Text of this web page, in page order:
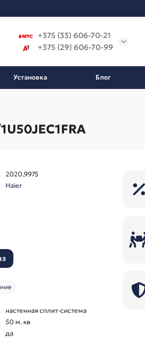
+375 (33) 606-70-21
+375 (29) 606-70-99
Установка Блог
2020.9975
Haier
настенная сплит-система
50 м. кв
да